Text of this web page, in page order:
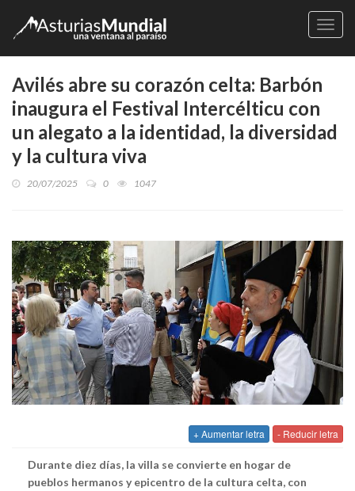
Avilés abre su corazón celta: Barbón
inaugura el Festival Intercélticu con
un alegato a la identidad, la diversidad
y la cultura viva
20/07/2025 0 1047
+ Aumentar letra - Reducir letra
Durante diez días, la villa se convierte en hogar de
pueblos hermanos y epicentro de la cultura celta, con